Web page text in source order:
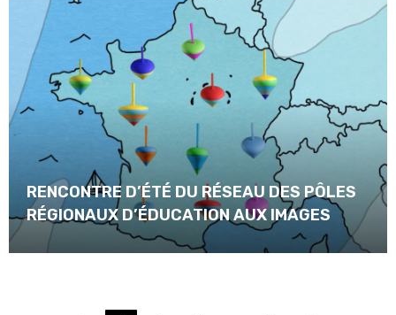
RENCONTRE D’ÉTÉ DU RÉSEAU DES PÔLES
RÉGIONAUX D’ÉDUCATION AUX IMAGES